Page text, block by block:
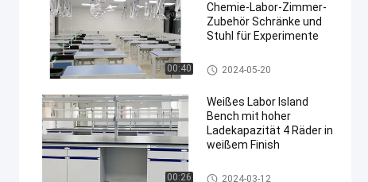
00:40
Chemie-Labor-Zimmer-
Zubehör Schränke und
Stuhl für Experimente
Chemistry Lab Furniture
2024-05-20
00:26
Weißes Labor Island
Bench mit hoher
Ladekapazität 4 Räder in
weißem Finish
Lab Island Bench
2024-03-12